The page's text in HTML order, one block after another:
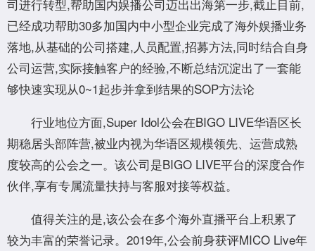
司进行转型,帮助国内娱播公司迈出出海第一步,截止目前,
已经成功帮助30多加国内中小型企业完成了海外娱播业务
落地,从基础的公司搭建,人员配置,招募方法,同时结合自身
公司运营,实际接触客户的经验,不断总结沉淀出了一套能
够快速实现从0~1起步并拿到结果的SOP方法论
行业地位方面,Super Idol公会在BIGO LIVE华语区长
期稳居头部阵营,被业内视为华语区规模领先、运营成熟
度较高的公会之一。该公司是BIGO LIVE平台的深度合作
伙伴,享有专属流量扶持与客服对接等权益。
值得关注的是,该公会在多个海外直播平台上积累了
较为丰富的荣誉记录。2019年,公会前身获评MICO Live年